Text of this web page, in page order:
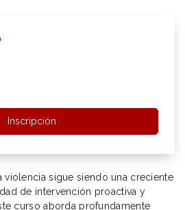
Inscripción
violencia sigue siendo una creciente
de intervención proactiva y
curso aborda profundamente